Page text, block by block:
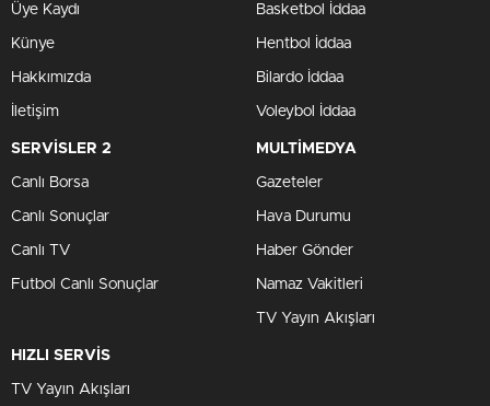
Üye Kaydı
Künye
Hakkımızda
İletişim
Basketbol İddaa
Hentbol İddaa
Bilardo İddaa
Voleybol İddaa
SERVİSLER 2
Canlı Borsa
Canlı Sonuçlar
Canlı TV
Futbol Canlı Sonuçlar
MULTİMEDYA
Gazeteler
Hava Durumu
Haber Gönder
Namaz Vakitleri
TV Yayın Akışları
HIZLI SERVİS
TV Yayın Akışları